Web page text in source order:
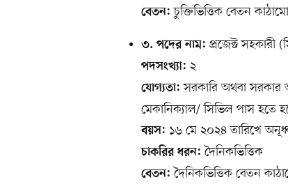
বেতন: চুক্তিভিত্তিক বেতন
৩. পদের নাম: প্রজেক্ট সহকারী
পদসংখ্যা: ২
যোগ্যতা: সরকারি অথবা সরকার
মেকানিক্যাল/ সিভিল পাস হতে
বয়স: ১৬ মে ২০২৪ তারিখে
চাকরির ধরন: দৈনিকভিত্তিক
বেতন: দৈনিকভিত্তিক বেতন